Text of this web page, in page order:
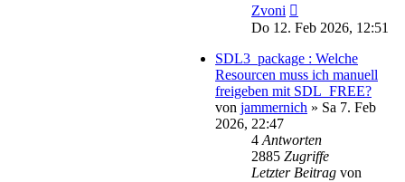
Zvoni
Do 12. Feb 2026, 12:51
SDL3_package : Welche
Resourcen muss ich manuell
freigeben mit SDL_FREE?
von jammernich » Sa 7. Feb
2026, 22:47
4 Antworten
2885 Zugriffe
Letzter Beitrag von